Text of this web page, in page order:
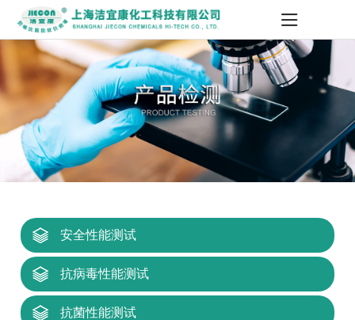
安全性能测试
抗病毒性能测试
抗菌性能测试